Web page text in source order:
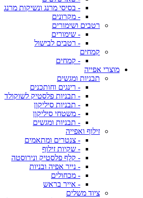
- בסיסי מרנג ונשיקות מרנג
- מקרונים
רטבים ושימורים
- שימורים
- רטבים לבישול
קמחים
- קמחים
מוצרי אפייה
תבניות ומגשים
- רינגים וחותכנים
- תבניות פלסטיק לשוקולד
- תבניות סיליקון
- משטחי סיליקון
- תבניות ומגשים
זילוף ואפייה
- צנטרים ומתאמים
- שקיות זילוף
- קלף פלסטיק ונירוסטה
- נייר אפיה ובניות
- מכחולים
- אייר בראש
ציוד משלים